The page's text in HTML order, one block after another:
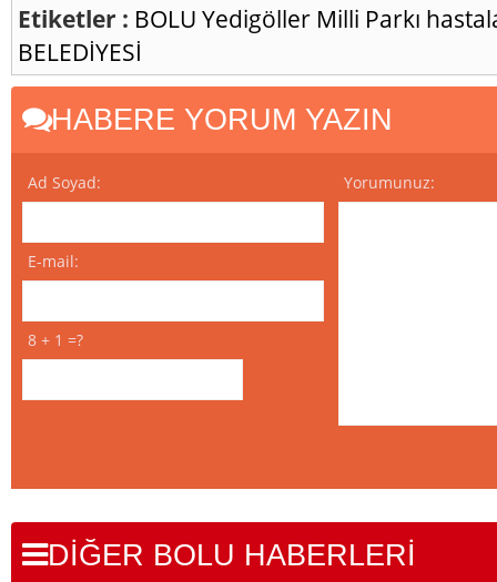
Etiketler : BOLU Yedigöller Milli Parkı
BELEDİYESİ
HABERE YORUM YAZIN
Ad Soyad:
E-mail:
8 + 1 =?
Yorumunuz:
DİĞER BOLU HABERLERİ